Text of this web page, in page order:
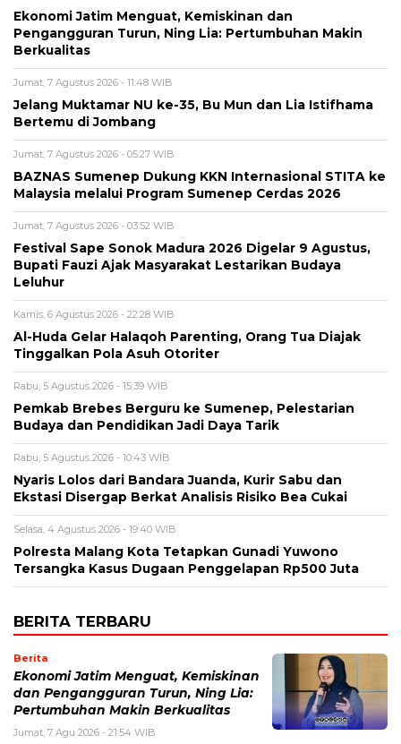
Ekonomi Jatim Menguat, Kemiskinan dan
Pengangguran Turun, Ning Lia: Pertumbuhan Makin
Berkualitas
Jumat, 7 Agustus 2026 - 11:48 WIB
Jelang Muktamar NU ke-35, Bu Mun dan Lia Istifhama
Bertemu di Jombang
Jumat, 7 Agustus 2026 - 05:27 WIB
BAZNAS Sumenep Dukung KKN Internasional STITA ke
Malaysia melalui Program Sumenep Cerdas 2026
Jumat, 7 Agustus 2026 - 03:52 WIB
Festival Sape Sonok Madura 2026 Digelar 9 Agustus,
Bupati Fauzi Ajak Masyarakat Lestarikan Budaya
Leluhur
Kamis, 6 Agustus 2026 - 22:28 WIB
Al-Huda Gelar Halaqoh Parenting, Orang Tua Diajak
Tinggalkan Pola Asuh Otoriter
Rabu, 5 Agustus 2026 - 15:39 WIB
Pemkab Brebes Berguru ke Sumenep, Pelestarian
Budaya dan Pendidikan Jadi Daya Tarik
Rabu, 5 Agustus 2026 - 10:43 WIB
Nyaris Lolos dari Bandara Juanda, Kurir Sabu dan
Ekstasi Disergap Berkat Analisis Risiko Bea Cukai
Selasa, 4 Agustus 2026 - 19:40 WIB
Polresta Malang Kota Tetapkan Gunadi Yuwono
Tersangka Kasus Dugaan Penggelapan Rp500 Juta
BERITA TERBARU
Berita
Ekonomi Jatim Menguat, Kemiskinan
dan Pengangguran Turun, Ning Lia:
Pertumbuhan Makin Berkualitas
Jumat, 7 Agu 2026 - 21:54 WIB